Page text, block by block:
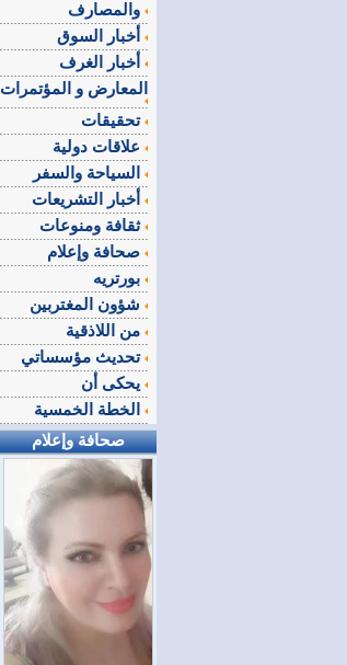
المعارض و المؤتمرات
تحقيقات
ثقافة ومنوعات
تحديث مؤسساتي
صحافة وإعلام